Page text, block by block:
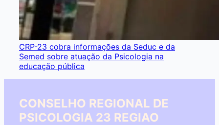
CRP-23 cobra informações da Seduc e da
Semed sobre atuação da Psicologia na
educação pública
CONSELHO REGIONAL DE
PSICOLOGIA 23 REGIAO